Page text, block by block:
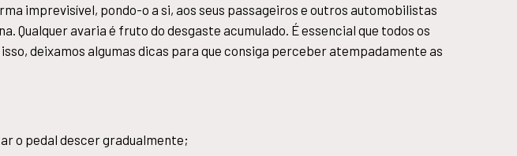
imprevisível, pondo-o a si, aos seus passageiros e outros automobilistas
avaria é fruto do desgaste acumulado. É essencial que todos os
deixamos algumas dicas para que consiga perceber atempadamente as
o pedal descer gradualmente;